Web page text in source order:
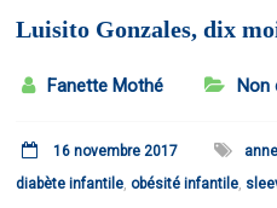
Luisito Gonzales, dix
Fanette Mothé Non
16 novembre 2017
diabète infantile, obésité infantile,